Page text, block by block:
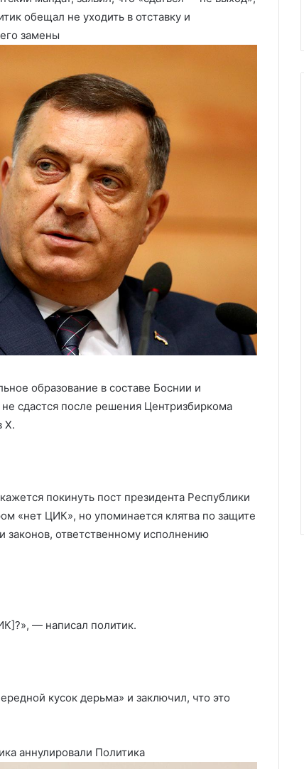
обещал не уходить в отставку и
замены
образование в составе Боснии и
сдастся после решения Центризбиркома
X.
покинуть пост президента Республики
«нет ЦИК», но упоминается клятва по защите
законов, ответственному исполнению
— написал политик.
кусок дерьма» и заключил, что это
аннулировали Политика
России
Украине активы России